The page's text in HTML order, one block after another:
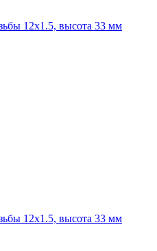
12x1.5, высота 33 мм
12x1.5, высота 33 мм